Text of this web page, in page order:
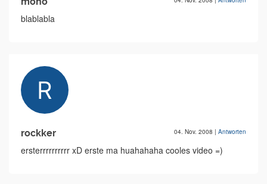
blablabla
rockker 04. Nov. 2008 | Antworten
ersterrrrrrrrrr xD erste ma huahahaha cooles video =)